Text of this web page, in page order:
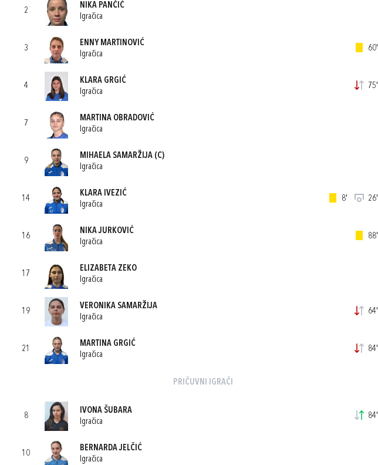
2
NIKA PANČIĆ
Igračica
3
ENNY MARTINOVIĆ
Igračica
60'
4
KLARA GRGIĆ
Igračica
75'
7
MARTINA OBRADOVIĆ
Igračica
9
MIHAELA SAMARŽIJA (C)
Igračica
14
KLARA IVEZIĆ
Igračica
8' 26'
16
NIKA JURKOVIĆ
Igračica
88'
17
ELIZABETA ZEKO
Igračica
19
VERONIKA SAMARŽIJA
Igračica
64'
21
MARTINA GRGIĆ
Igračica
84'
PRIČUVNI IGRAČI
8
IVONA ŠUBARA
Igračica
84'
10
BERNARDA JELČIĆ
Igračica